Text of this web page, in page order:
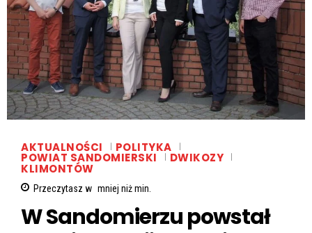
AKTUALNOŚCI POLITYKA
POWIAT SANDOMIERSKI DWIKOZY
KLIMONTÓW
Przeczytasz w mniej niżmin.
W Sandomierzu powstał